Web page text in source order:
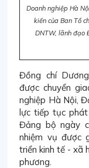
Doanh nghiệp Hà
kiến của Ban Tổ
DNTW, lãnh đạo
Đồng chí
được chuyển
nghiệp Hà Nội,
lực tiếp tục
Đảng bộ ngày
nhiệm vụ được
triển kinh tế - xã
phương.